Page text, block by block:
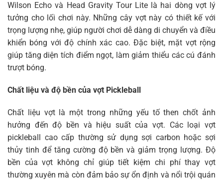
Wilson Echo và Head Gravity Tour Lite là hai dòng vợt lý
tưởng cho lối chơi này. Những cây vợt này có thiết kế với
trọng lượng nhẹ, giúp người chơi dễ dàng di chuyển và điều
khiển bóng với độ chính xác cao. Đặc biệt, mặt vợt rộng
giúp tăng diện tích điểm ngọt, làm giảm thiểu các cú đánh
trượt bóng.
Chất liệu và độ bền của vợt Pickleball
Chất liệu vợt là một trong những yếu tố then chốt ảnh
hưởng đến độ bền và hiệu suất của vợt. Các loại vợt
pickleball cao cấp thường sử dụng sợi carbon hoặc sợi
thủy tinh để tăng cường độ bền và giảm trọng lượng. Độ
bền của vợt không chỉ giúp tiết kiệm chi phí thay vợt
thường xuyên mà còn đảm bảo sự ổn định và nổi trội quán